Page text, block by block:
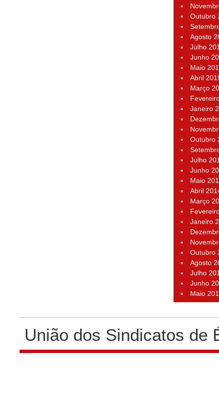
Outubro
Agosto
Julho
Junho
Maio
Abril
Março
Janeiro
Outubro
Julho
Junho
Maio
Abril
Março
Janeiro
Outubro
Agosto
Julho
Junho
Maio
União dos Sindicatos de